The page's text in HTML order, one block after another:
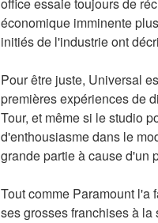
économique imminente
initiés de l'industrie ont
Pour être juste, Universal
premières expériences de
Tour, et même si le studio
d'enthousiasme dans le
grande partie à cause d'un
Tout comme Paramount l'a
ses grosses franchises à